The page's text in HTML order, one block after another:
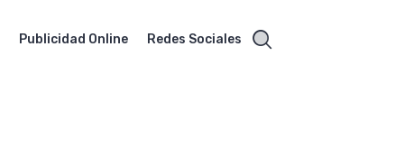
Publicidad Online Redes Sociales